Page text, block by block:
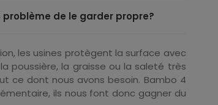
problème de le garder propre?
les usines protègent la surface avec
poussière, la graisse ou la saleté très
ce dont nous avons besoin. Bambo 4
ils nous font donc gagner du